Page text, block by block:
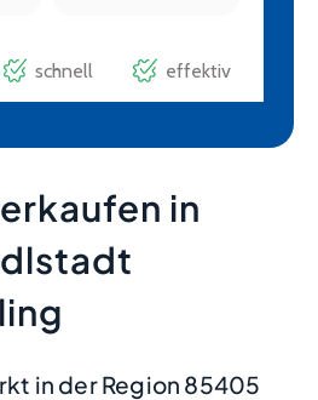
in
in der Region 85405